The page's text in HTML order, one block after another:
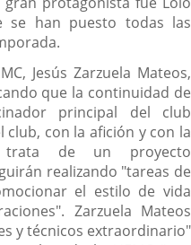
se han puesto todas las
Jesús Zarzuela Mateos,
que la continuidad de
principal del club
con la afición y con la
de un proyecto
realizando "tareas de
el estilo de vida
Zarzuela Mateos
y técnicos extraordinario"